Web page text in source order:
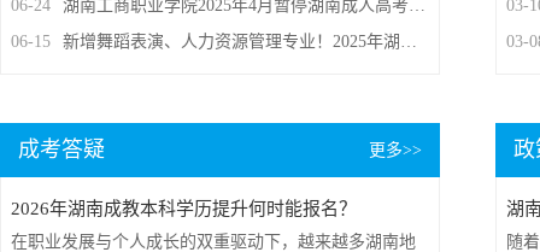
06-24
湖南工商职业学院2025年4月暂停湖南成人高考招生的公告
06-15
新增舞蹈表演、人力资源管理专业！2025年湖南工业大学成考招生专业目录
03-
03-
更多>>
成考答疑
2026年湖南成教本科学历提升何时能报名？
在职业发展与个人成长的双重驱动下，越来越多湖南地
政
随